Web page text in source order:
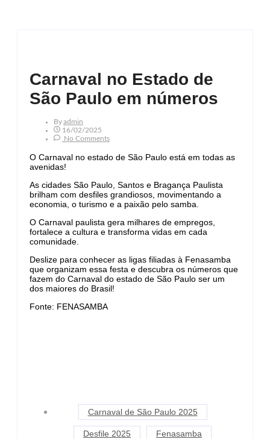
Carnaval no Estado de
São Paulo em números
ByAdmin
16/02/2025
No Comments
O Carnaval no estado de São Paulo está em todas as
avenidas!
As cidades São Paulo, Santos e Bragança Paulista
brilham com desfiles grandiosos, movimentando a
economia, o turismo e a paixão pelo samba.
O Carnaval paulista gera milhares de empregos,
fortalece a cultura e transforma vidas em cada
comunidade.
Deslize para conhecer as ligas filiadas à Fenasamba
que organizam essa festa e descubra os números que
fazem do Carnaval do estado de São Paulo ser um
dos maiores do Brasil!
Fonte: FENASAMBA
Carnaval de São Paulo 2025
Desfile 2025 Fenasamba